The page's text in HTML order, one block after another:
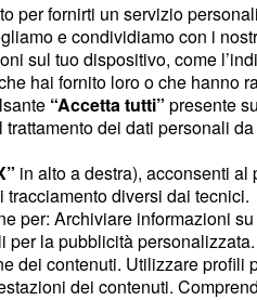
in
per fornirti un servizio
e condividiamo con i
sul tuo dispositivo, come
hai fornito loro o che hanno
“Accetta tutti” presente
dei dati personali
in alto a destra), acconsenti
tracciamento diversi dai tecnici.
per: Archiviare informazioni
la pubblicità
dei contenuti. Utilizzare profili
dei contenuti.